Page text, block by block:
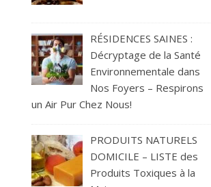
RÉSIDENCES SAINES :
Décryptage de la Santé
Environnementale dans
Nos Foyers – Respirons
un Air Pur Chez Nous!
PRODUITS NATURELS
DOMICILE – LISTE des
Produits Toxiques à la